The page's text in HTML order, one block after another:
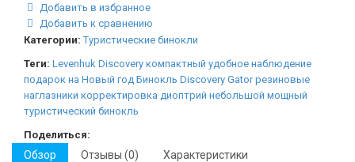
Добавить в избранное
Добавить к сравнению
Категории: Туристические бинокли
Теги: Levenhuk Discovery компактный удобное наблюдение
подарок на Новый год Бинокль Discovery Gator резиновые
наглазники корректировка диоптрий небольшой мощный
туристический бинокль
Поделиться:
Обзор Отзывы (0) Характеристики